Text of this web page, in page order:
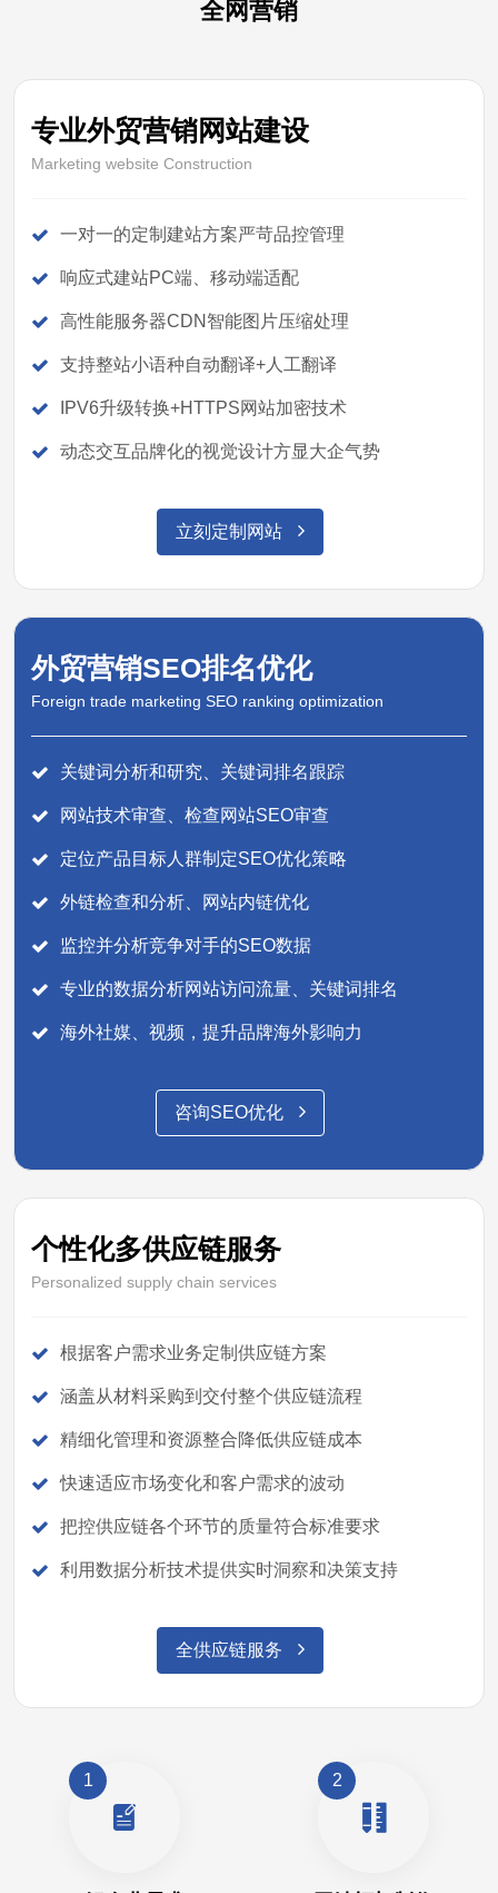
全网营销
专业外贸营销网站建设
Marketing website Construction
一对一的定制建站方案严苛品控管理
响应式建站PC端、移动端适配
高性能服务器CDN智能图片压缩处理
支持整站小语种自动翻译+人工翻译
IPV6升级转换+HTTPS网站加密技术
动态交互品牌化的视觉设计方显大企气势
立刻定制网站
外贸营销SEO排名优化
Foreign trade marketing SEO ranking optimization
关键词分析和研究、关键词排名跟踪
网站技术审查、检查网站SEO审查
定位产品目标人群制定SEO优化策略
外链检查和分析、网站内链优化
监控并分析竞争对手的SEO数据
专业的数据分析网站访问流量、关键词排名
海外社媒、视频，提升品牌海外影响力
咨询SEO优化
个性化多供应链服务
Personalized supply chain services
根据客户需求业务定制供应链方案
涵盖从材料采购到交付整个供应链流程
精细化管理和资源整合降低供应链成本
快速适应市场变化和客户需求的波动
把控供应链各个环节的质量符合标准要求
利用数据分析技术提供实时洞察和决策支持
全供应链服务
1 2